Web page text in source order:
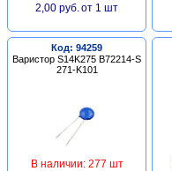
2,00 руб. от 1 шт
Код: 94259
Варистор S14K275 B72214-S
271-K101
В наличии: 277 шт